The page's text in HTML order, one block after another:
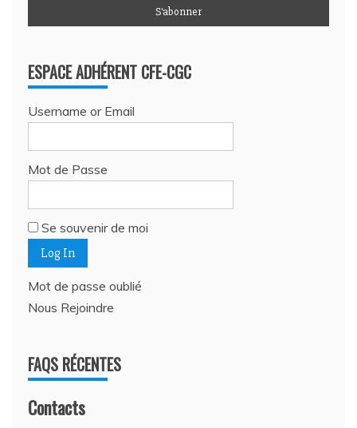
ESPACE ADHÉRENT CFE-CGC
Username or Email
Mot de Passe
Se souvenir de moi
Mot de passe oublié
Nous Rejoindre
FAQS RÉCENTES
Contacts